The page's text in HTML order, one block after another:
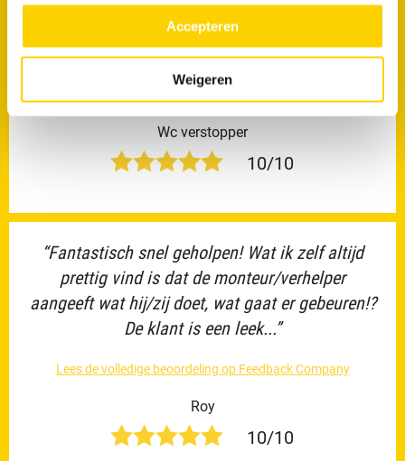
meer over in onsprivacy beleid.
Accepteren
Weigeren
“De monteur stonk een beetje maar dat kon je
hem natuurlijk niet kwalijk nemen. Prima
Goede prijs-kwaliteit verhouding.”
Wc verstopper
10/10
“Fantastisch snel geholpen! Wat ik zelf altijd
prettig vind is dat de monteur/verhelper
aangeeft wat hij/zij doet, wat gaat er gebeuren!?
De klant is een leek...”
Lees de volledige beoordeling op Feedback Company
Roy
10/10